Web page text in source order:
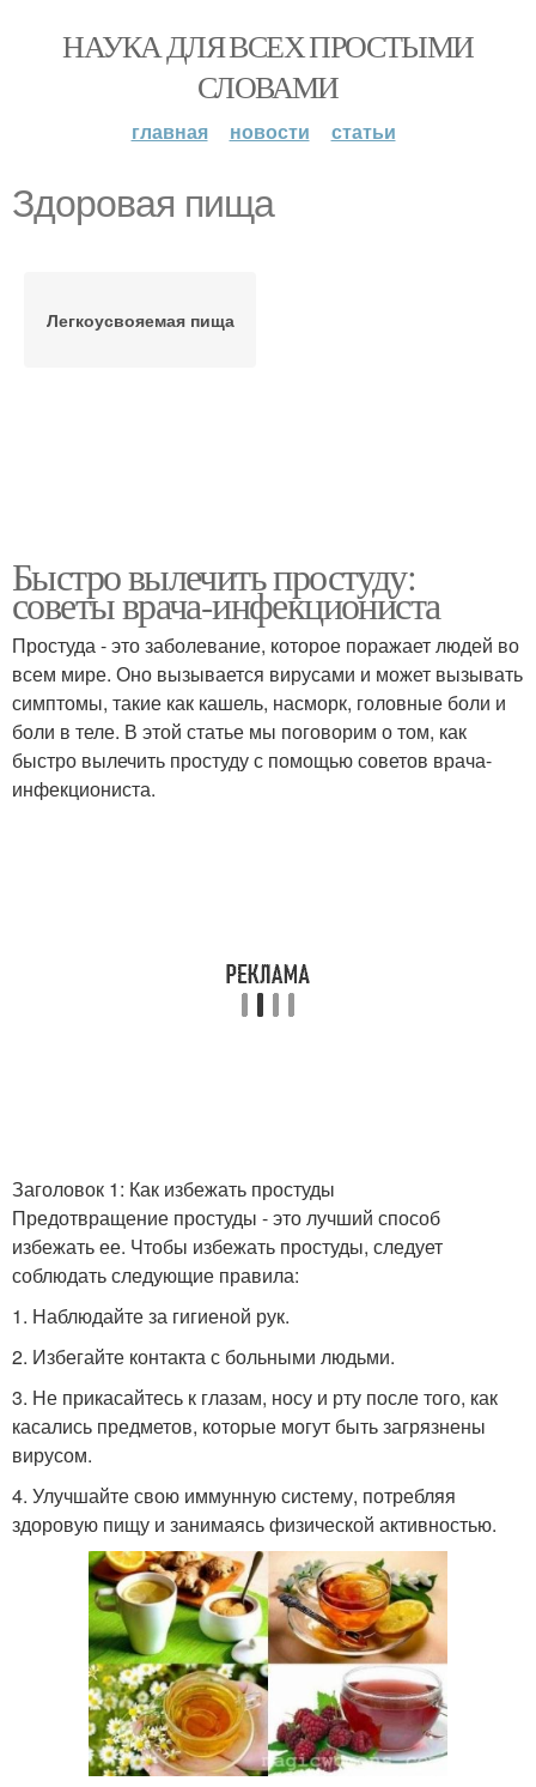
НАУКА ДЛЯ ВСЕХ ПРОСТЫМИ
СЛОВАМИ
главная новости статьи
Здоровая пища
Легкоусвояемая пища
Быстро вылечить простуду:
советы врача-инфекциониста
Простуда - это заболевание, которое поражает людей во
всем мире. Оно вызывается вирусами и может вызывать
симптомы, такие как кашель, насморк, головные боли и
боли в теле. В этой статье мы поговорим о том, как
быстро вылечить простуду с помощью советов врача-
инфекциониста.
Заголовок 1: Как избежать простуды
Предотвращение простуды - это лучший способ
избежать ее. Чтобы избежать простуды, следует
соблюдать следующие правила:
1. Наблюдайте за гигиеной рук.
2. Избегайте контакта с больными людьми.
3. Не прикасайтесь к глазам, носу и рту после того, как
касались предметов, которые могут быть загрязнены
вирусом.
4. Улучшайте свою иммунную систему, потребляя
здоровую пищу и занимаясь физической активностью.